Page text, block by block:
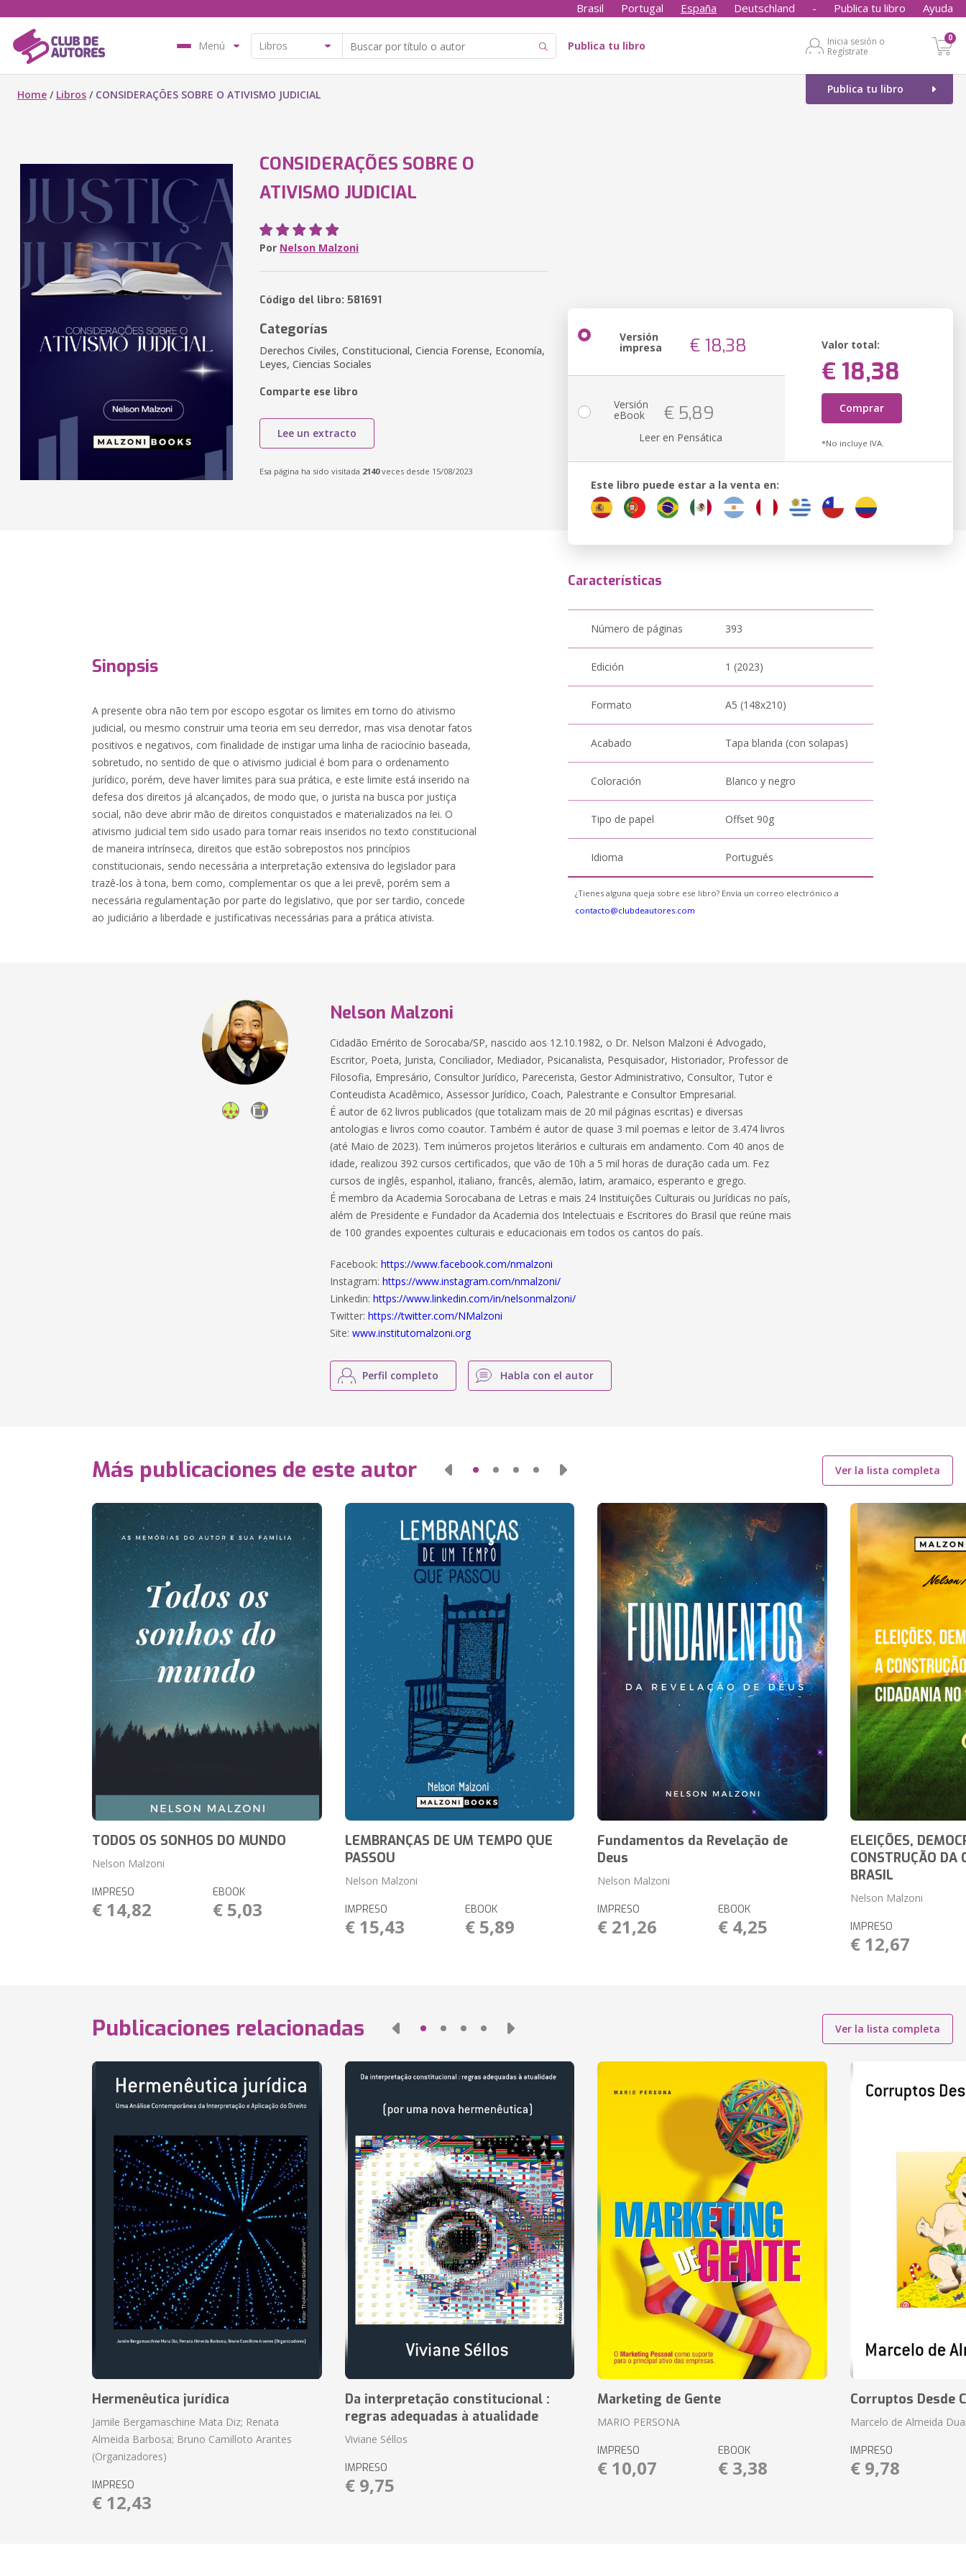
Brasil Portugal España Deutschland - Publica tu libro Ayuda
Menú Publica tu libro
Inicia sesión o
Regístrate
0
Publica tu libro
Home / Libros / CONSIDERAÇÕES SOBRE O ATIVISMO JUDICIAL
CONSIDERAÇÕES SOBRE O
ATIVISMO JUDICIAL
Por Nelson Malzoni
Código del libro: 581691
Categorías
Derechos Civiles, Constitucional, Ciencia Forense, Economía,
Leyes, Ciencias Sociales
Comparte ese libro
Lee un extracto
Esa página ha sido visitada 2140veces desde 15/08/2023
Versión
impresa € 18,38 Valor total:
€ 18,38
Comprar
*No incluye IVA.
Versión
eBook € 5,89
Leer en Pensática
Este libro puede estar a la venta en:
Sinopsis
A presente obra não tem por escopo esgotar os limites em torno do ativismo
judicial, ou mesmo construir uma teoria em seu derredor, mas visa denotar fatos
positivos e negativos, com finalidade de instigar uma linha de raciocínio baseada,
sobretudo, no sentido de que o ativismo judicial é bom para o ordenamento
jurídico, porém, deve haver limites para sua prática, e este limite está inserido na
defesa dos direitos já alcançados, de modo que, o jurista na busca por justiça
social, não deve abrir mão de direitos conquistados e materializados na lei. O
ativismo judicial tem sido usado para tornar reais inseridos no texto constitucional
de maneira intrínseca, direitos que estão sobrepostos nos princípios
constitucionais, sendo necessária a interpretação extensiva do legislador para
trazê-los à tona, bem como, complementar os que a lei prevê, porém sem a
necessária regulamentação por parte do legislativo, que por ser tardio, concede
ao judiciário a liberdade e justificativas necessárias para a prática ativista.
Características
Número de páginas 393
Edición 1 (2023)
Formato A5 (148x210)
Acabado Tapa blanda (con solapas)
Coloración Blanco y negro
Tipo de papel Offset 90g
Idioma Portugués
¿Tienes alguna queja sobre ese libro? Envía un correo electrónico a
contacto@clubdeautores.com
Nelson Malzoni
Cidadão Emérito de Sorocaba/SP, nascido aos 12.10.1982, o Dr. Nelson Malzoni é Advogado,
Escritor, Poeta, Jurista, Conciliador, Mediador, Psicanalista, Pesquisador, Historiador, Professor de
Filosofia, Empresário, Consultor Jurídico, Parecerista, Gestor Administrativo, Consultor, Tutor e
Conteudista Acadêmico, Assessor Jurídico, Coach, Palestrante e Consultor Empresarial.
É autor de 62 livros publicados (que totalizam mais de 20 mil páginas escritas) e diversas
antologias e livros como coautor. Também é autor de quase 3 mil poemas e leitor de 3.474 livros
(até Maio de 2023). Tem inúmeros projetos literários e culturais em andamento. Com 40 anos de
idade, realizou 392 cursos certificados, que vão de 10h a 5 mil horas de duração cada um. Fez
cursos de inglês, espanhol, italiano, francês, alemão, latim, aramaico, esperanto e grego.
É membro da Academia Sorocabana de Letras e mais 24 Instituições Culturais ou Jurídicas no país,
além de Presidente e Fundador da Academia dos Intelectuais e Escritores do Brasil que reúne mais
de 100 grandes expoentes culturais e educacionais em todos os cantos do país.
Facebook:https://www.facebook.com/nmalzoni
Instagram:https://www.instagram.com/nmalzoni/
Linkedin:https://www.linkedin.com/in/nelsonmalzoni/
Twitter:https://twitter.com/NMalzoni
Site:www.institutomalzoni.org
Perfil completo Habla con el autor
Más publicaciones de este autor Ver la lista completa
TODOS OS SONHOS DO MUNDO
Nelson Malzoni
IMPRESO
€ 14,82
EBOOK
€ 5,03
LEMBRANÇAS DE UM TEMPO QUE
PASSOU
Nelson Malzoni
IMPRESO
€ 15,43
EBOOK
€ 5,89
Fundamentos da Revelação de
Deus
Nelson Malzoni
IMPRESO
€ 21,26
EBOOK
€ 4,25
ELEIÇÕES,
CONSTRUÇÃO DA
BRASIL
Nelson Malzoni
IMPRESO
€ 12,67
Publicaciones relacionadas Ver la lista completa
Hermenêutica jurídica
Jamile Bergamaschine Mata Diz; Renata
Almeida Barbosa; Bruno Camilloto Arantes
(Organizadores)
IMPRESO
€ 12,43
Da interpretação constitucional :
regras adequadas à atualidade
Viviane Séllos
IMPRESO
€ 9,75
Marketing de Gente
MARIO PERSONA
IMPRESO
€ 10,07
EBOOK
€ 3,38
Corruptos Desde
Marcelo de Almeida
IMPRESO
€ 9,78